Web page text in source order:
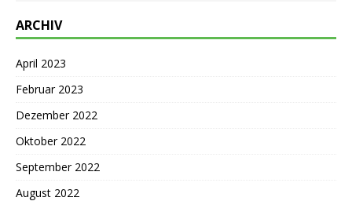
ARCHIV
April 2023
Februar 2023
Dezember 2022
Oktober 2022
September 2022
August 2022